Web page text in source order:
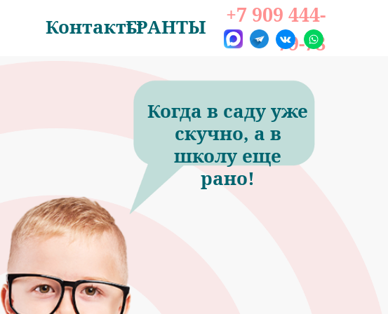
+7 909 444-
79-78
КонтактыГРАНТЫ
Когда в саду уже
скучно, а в
школу еще
рано!